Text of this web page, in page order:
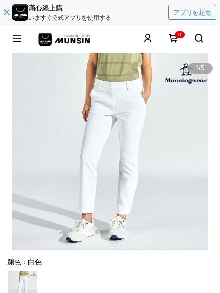
滿心線上購
いますぐ公式アプリを使用する
アプリを起動
0
1/5
顏色：白色